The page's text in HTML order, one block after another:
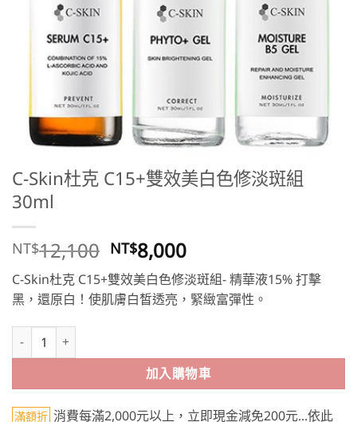
C-Skin杜克 C15+雙效美白色修淡斑組
30ml
NT$12,100 原
始
價
格：
NT$8,000目
前
價
格：
C-Skin杜克 C15+雙效美白色修淡斑組- 精華液15% 打擊
黑，還原白！使肌膚白皙透亮，緊緻富彈性。
C-Skin杜克 C15+雙效美白色修淡斑組 30ml 數量
加入購物車
滿額折 消費每滿2,000元以上，立即現金減免200元...依此